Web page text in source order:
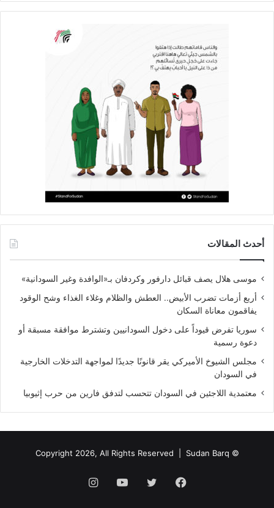
أحدث المقالات
موسى هلال يصف قبائل دارفور وكردفان بـ«الوافدة وغير السودانية»
أربع أزمات تضرب الأبيض.. العطش والظلام وغلاء الغذاء وشح الوقود
يفاقمون معاناة السكان
سوريا تفرض قيوداً على دخول السودانيين وتشترط موافقة مسبقة أو
دعوة رسمية
مجلس الشيوخ الأميركي يقر قانونًا جديدًا لمواجهة التدخلات الخارجية
في السودان
معتمدية اللاجئين في السودان تتحسب لتدفق فارين من حرب إثيوبيا
© Copyright 2026, All Rights Reserved |
Sudan Barq
فيسبوك تويتر يوتيوبانستقرام